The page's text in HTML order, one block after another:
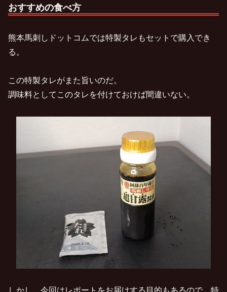
おすすめの食べ方
熊本馬刺しドットコムでは特製タレもセットで購入でき
る。
この特製タレがまた旨いのだ。
調味料としてこのタレを付けておけば間違いない。
しかし、今回はレポートをお届けする目的もあるので、特